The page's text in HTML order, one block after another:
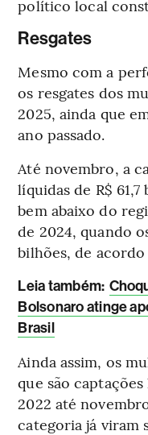
político local
Resgates
Mesmo com a
os resgates dos
2025, ainda que
ano passado.
Até novembro, a
líquidas de R$
bem abaixo do
de 2024, quando
bilhões, de
Leia também:
Bolsonaro atinge
Brasil
Ainda assim, os
que são
2022 até
categoria já viram